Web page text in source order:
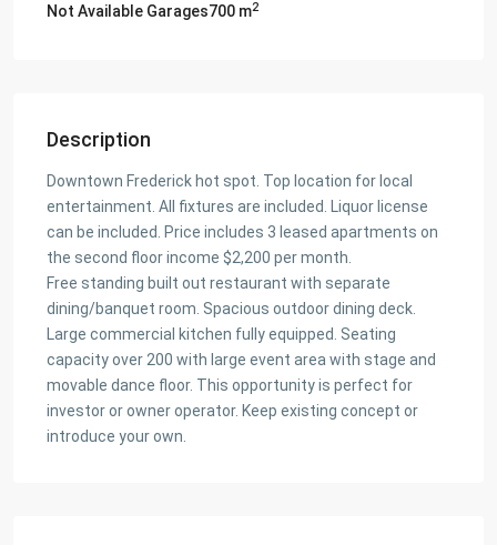
Not Available Garages700 m2
Description
Downtown Frederick hot spot. Top location for local
entertainment. All fixtures are included. Liquor license
can be included. Price includes 3 leased apartments on
the second floor income $2,200 per month.
Free standing built out restaurant with separate
dining/banquet room. Spacious outdoor dining deck.
Large commercial kitchen fully equipped. Seating
capacity over 200 with large event area with stage and
movable dance floor. This opportunity is perfect for
investor or owner operator. Keep existing concept or
introduce your own.